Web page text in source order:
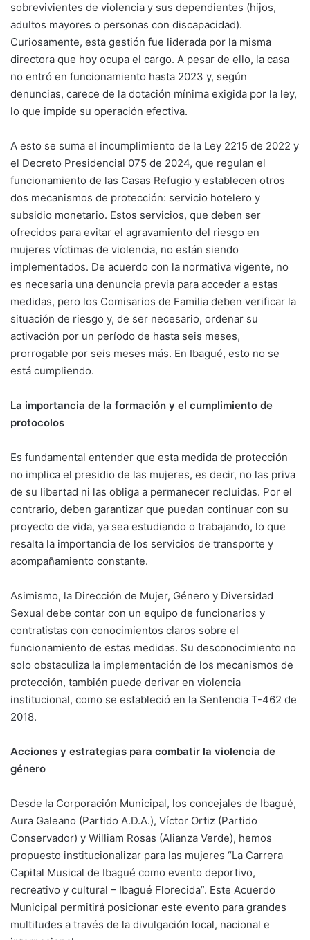
sobrevivientes de violencia y sus dependientes (hijos,
adultos mayores o personas con discapacidad).
Curiosamente, esta gestión fue liderada por la misma
directora que hoy ocupa el cargo. A pesar de ello, la casa
no entró en funcionamiento hasta 2023 y, según
denuncias, carece de la dotación mínima exigida por la ley,
lo que impide su operación efectiva.
A esto se suma el incumplimiento de la Ley 2215 de 2022 y
el Decreto Presidencial 075 de 2024, que regulan el
funcionamiento de las Casas Refugio y establecen otros
dos mecanismos de protección: servicio hotelero y
subsidio monetario. Estos servicios, que deben ser
ofrecidos para evitar el agravamiento del riesgo en
mujeres víctimas de violencia, no están siendo
implementados. De acuerdo con la normativa vigente, no
es necesaria una denuncia previa para acceder a estas
medidas, pero los Comisarios de Familia deben verificar la
situación de riesgo y, de ser necesario, ordenar su
activación por un período de hasta seis meses,
prorrogable por seis meses más. En Ibagué, esto no se
está cumpliendo.
La importancia de la formación y el cumplimiento de
protocolos
Es fundamental entender que esta medida de protección
no implica el presidio de las mujeres, es decir, no las priva
de su libertad ni las obliga a permanecer recluidas. Por el
contrario, deben garantizar que puedan continuar con su
proyecto de vida, ya sea estudiando o trabajando, lo que
resalta la importancia de los servicios de transporte y
acompañamiento constante.
Asimismo, la Dirección de Mujer, Género y Diversidad
Sexual debe contar con un equipo de funcionarios y
contratistas con conocimientos claros sobre el
funcionamiento de estas medidas. Su desconocimiento no
solo obstaculiza la implementación de los mecanismos de
protección, también puede derivar en violencia
institucional, como se estableció en la Sentencia T-462 de
2018.
Acciones y estrategias para combatir la violencia de
género
Desde la Corporación Municipal, los concejales de Ibagué,
Aura Galeano (Partido A.D.A.), Víctor Ortiz (Partido
Conservador) y William Rosas (Alianza Verde), hemos
propuesto institucionalizar para las mujeres “La Carrera
Capital Musical de Ibagué como evento deportivo,
recreativo y cultural – Ibagué Florecida”. Este Acuerdo
Municipal permitirá posicionar este evento para grandes
multitudes a través de la divulgación local, nacional e